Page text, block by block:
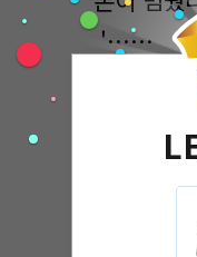
'……
인간은
음에는
통제하고
그렇다면
사람들에